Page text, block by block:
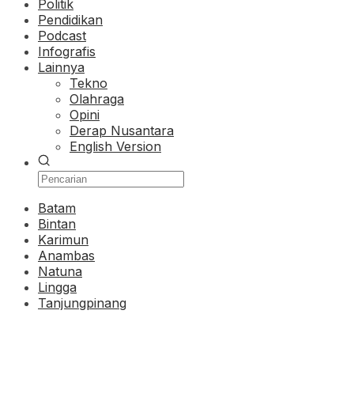
Politik
Pendidikan
Podcast
Infografis
Lainnya
Tekno
Olahraga
Opini
Derap Nusantara
English Version
Batam
Bintan
Karimun
Anambas
Natuna
Lingga
Tanjungpinang